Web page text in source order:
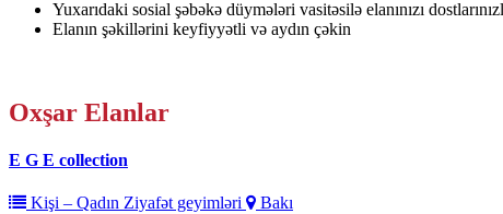
Yuxarıdaki sosial şəbəkə düymələri vasitəsilə elanınızı
Elanın şəkillərini keyfiyyətli və aydın çəkin
Oxşar Elanlar
E G E collection
Kişi – Qadın Ziyafət geyimləri Bakı